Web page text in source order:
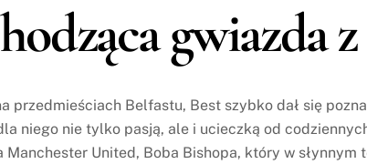
gwiazda
przedmieściach Belfastu, Best szybko dał się
niego nie tylko pasją, ale i ucieczką od
Manchester United, Boba Bishopa, który w słynnym